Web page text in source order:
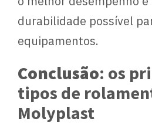
durabilidade possível
equipamentos.
Conclusão: os
tipos de
Molyplast